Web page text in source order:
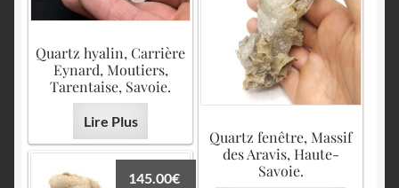
Quartz hyalin, Carrière
Eynard, Moutiers,
Tarentaise, Savoie.
Lire Plus
Quartz fenêtre, Massif
des Aravis, Haute-
Savoie.
145.00€